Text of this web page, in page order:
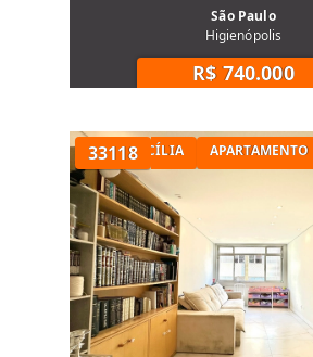
São Paulo
Higienópolis
R$ 740.000
33118
NA SANTA CECÍLIA